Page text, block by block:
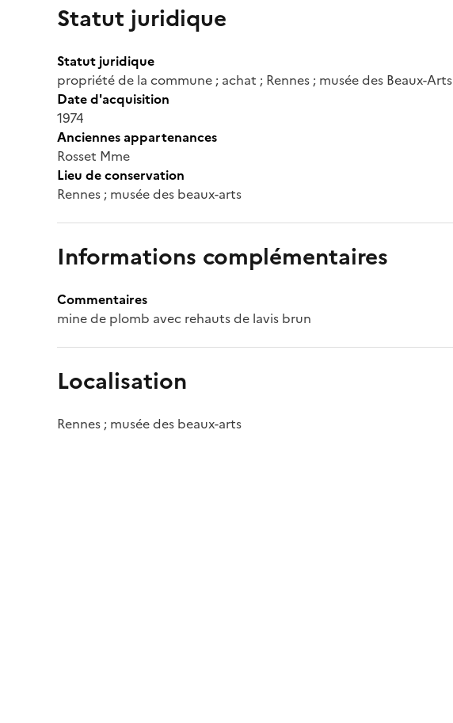
Statut juridique
Statut juridique
propriété de la commune ; achat ; Rennes ; musée des Beaux-Arts
Date d'acquisition
1974
Anciennes appartenances
Rosset Mme
Lieu de conservation
Rennes ; musée des beaux-arts
Informations complémentaires
Commentaires
mine de plomb avec rehauts de lavis brun
Localisation
Rennes ; musée des beaux-arts